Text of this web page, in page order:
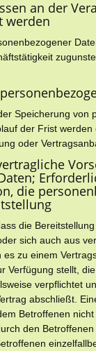
an der
werden
Speicherung von
der Frist
oder
die
die
sich auch aus
zu einem
Verfügung stellt,
verpflichtet
abschließt.
Betroffenen
den